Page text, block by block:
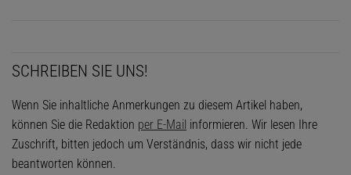
SCHREIBEN SIE UNS!
Wenn Sie inhaltliche Anmerkungen zu diesem Artikel haben,
können Sie die Redaktion per E-Mail informieren. Wir lesen Ihre
Zuschrift, bitten jedoch um Verständnis, dass wir nicht jede
beantworten können.